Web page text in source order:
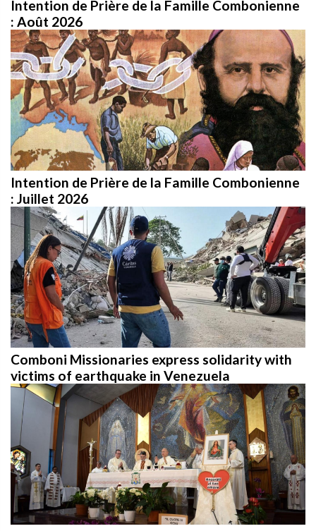
Intention de Prière de la Famille Combonienne
: Août 2026
Intention de Prière de la Famille Combonienne
: Juillet 2026
Comboni Missionaries express solidarity with
victims of earthquake in Venezuela